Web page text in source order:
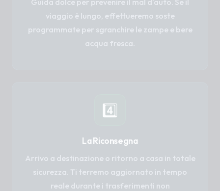
viaggio è lungo, effettueremo soste
programmate per sgranchire le zampe e bere
acqua fresca.
4️⃣
La Riconsegna
Arrivo a destinazione o ritorno a casa in totale
sicurezza. Ti terremo aggiornato in tempo
reale durante i trasferimenti non